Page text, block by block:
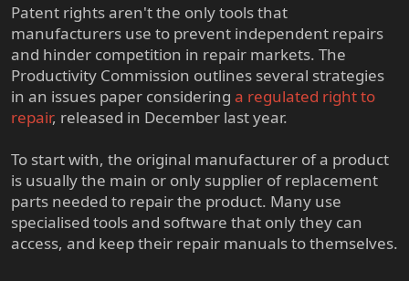
Patent rights aren't the only tools that
manufacturers use to prevent independent repairs
and hinder competition in repair markets. The
Productivity Commission outlines several strategies
in an issues paper considering a regulated right to
repair, released in December last year.
To start with, the original manufacturer of a product
is usually the main or only supplier of replacement
parts needed to repair the product. Many use
specialised tools and software that only they can
access, and keep their repair manuals to themselves.